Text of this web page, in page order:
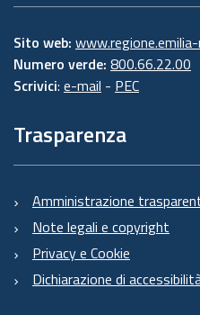
Sito web:
Numero verde: 800.66.22.00
Scrivici: e-mail - PEC
Trasparenza
Amministrazione
Note legali e copyright
Privacy e Cookie
Dichiarazione di